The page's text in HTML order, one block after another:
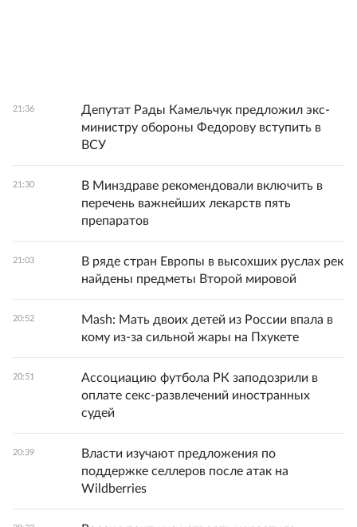
21:36
Депутат Рады Камельчук предложил экс-
министру обороны Федорову вступить в
ВСУ
21:30
В Минздраве рекомендовали включить в
перечень важнейших лекарств пять
препаратов
21:03
В ряде стран Европы в высохших руслах рек
найдены предметы Второй мировой
20:52
Mash: Мать двоих детей из России впала в
кому из-за сильной жары на Пхукете
20:51
Ассоциацию футбола РК заподозрили в
оплате секс-развлечений иностранных
судей
20:39
Власти изучают предложения по
поддержке селлеров после атак на
Wildberries